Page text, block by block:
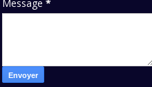
Message *